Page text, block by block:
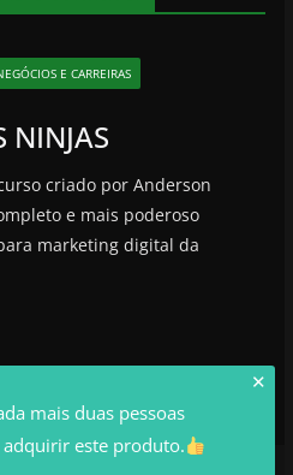
E CARREIRAS
NINJAS
curso criado por Anderson
e mais poderoso
marketing digital da
✕
mais duas pessoas
adquirir este produto.